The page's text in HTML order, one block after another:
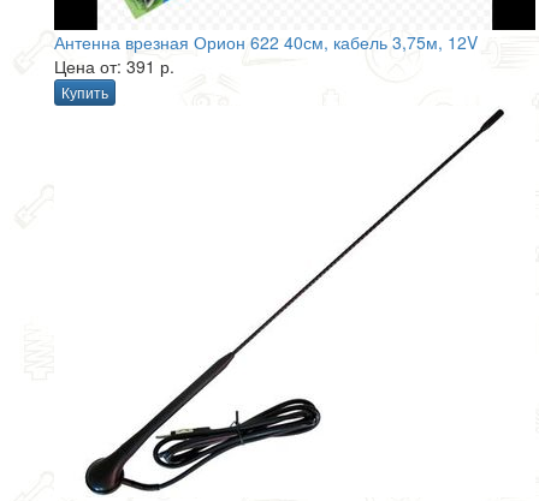
Антенна врезная Орион 622 40см, кабель 3,75м, 12V
Цена от: 391 р.
Купить